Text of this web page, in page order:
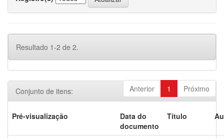
Resultado 1-2 de 2.
Anterior 1 Próximo
Conjunto de itens:
Pré-visualização
Data do
documento
Título